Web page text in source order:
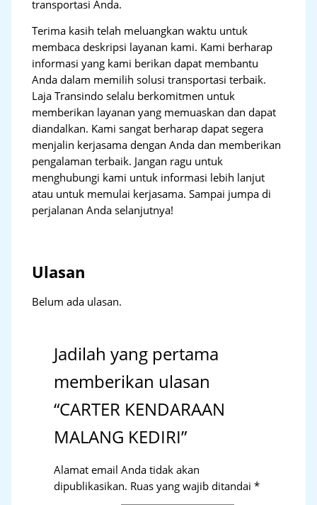
transportasi Anda.
Terima kasih telah meluangkan waktu untuk
membaca deskripsi layanan kami. Kami berharap
informasi yang kami berikan dapat membantu
Anda dalam memilih solusi transportasi terbaik.
Laja Transindo selalu berkomitmen untuk
memberikan layanan yang memuaskan dan dapat
diandalkan. Kami sangat berharap dapat segera
menjalin kerjasama dengan Anda dan memberikan
pengalaman terbaik. Jangan ragu untuk
menghubungi kami untuk informasi lebih lanjut
atau untuk memulai kerjasama. Sampai jumpa di
perjalanan Anda selanjutnya!
Ulasan
Belum ada ulasan.
Jadilah yang pertama
memberikan ulasan
“CARTER KENDARAAN
MALANG KEDIRI”
Alamat email Anda tidak akan
dipublikasikan. Ruas yang wajib ditandai*